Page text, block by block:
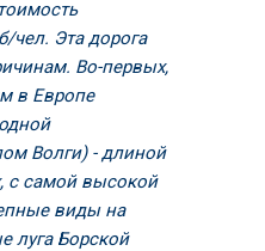
чел. Эта дорога
Во-первых,
в Европе
Волги) - длиной
с самой высокой
виды на
луга Борской